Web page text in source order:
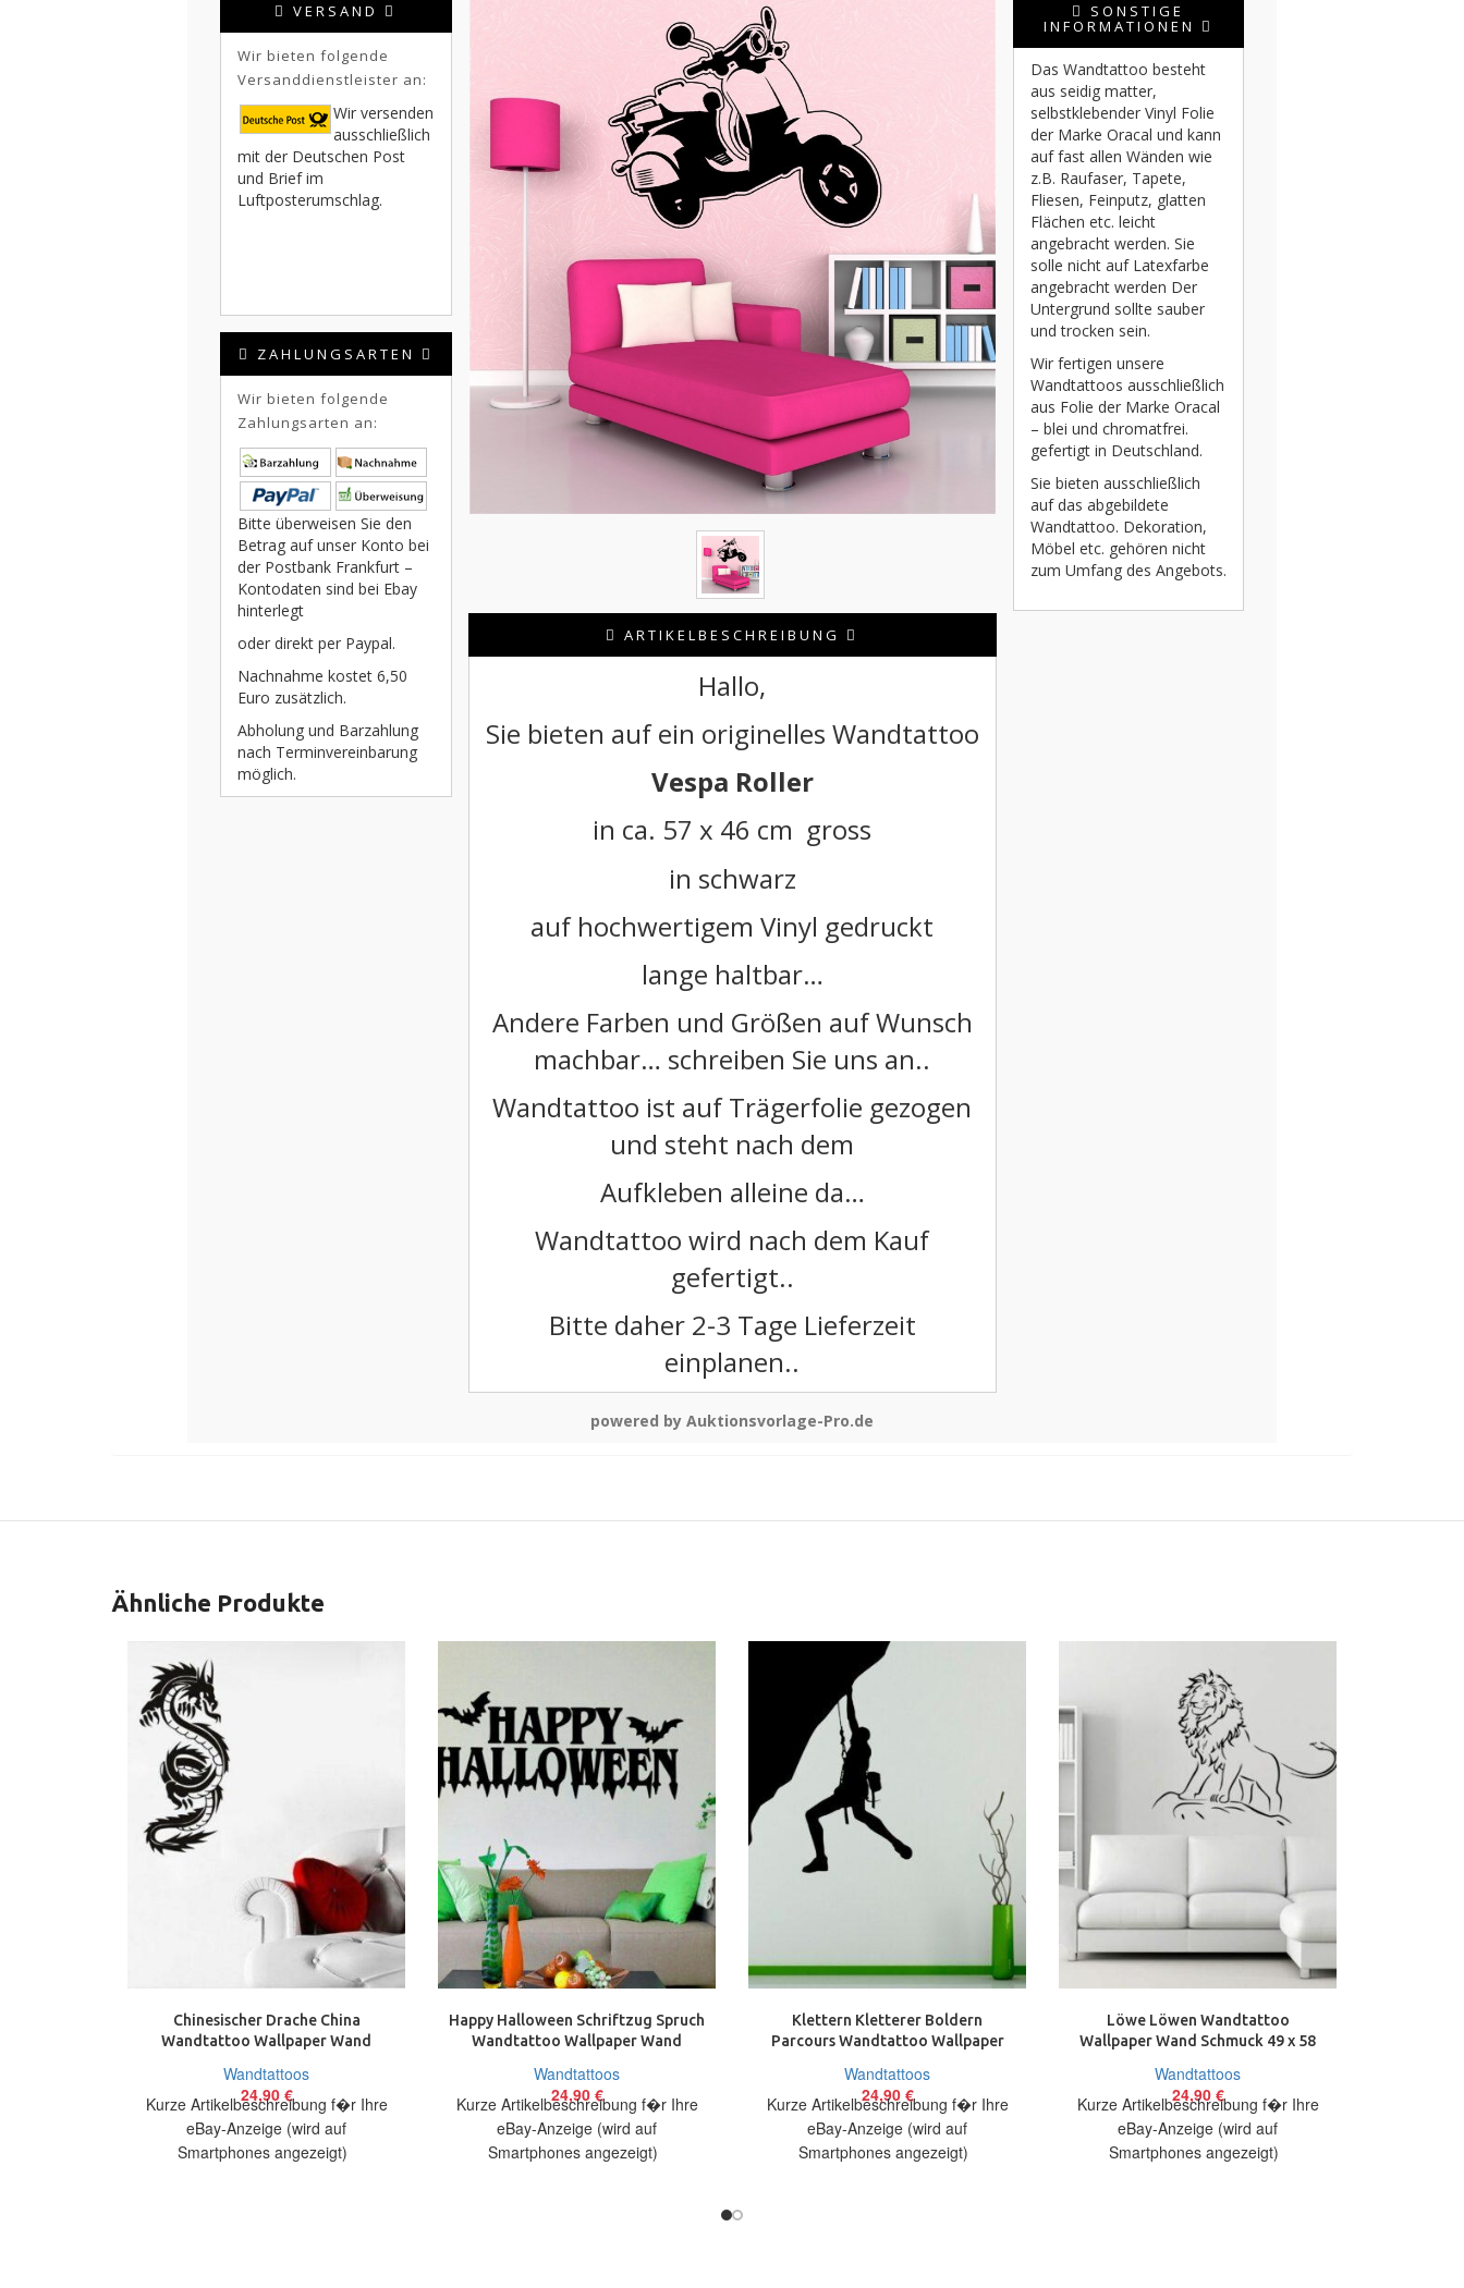
ARTIKELBESCHREIBUNG
Hallo,
Sie bieten auf ein originelles Wandtattoo
Vespa Roller
in ca. 57 x 46 cm gross
in schwarz
auf hochwertigem Vinyl gedruckt
lange haltbar…
Andere Farben und Größen auf Wunsch
machbar… schreiben Sie uns an..
Wandtattoo ist auf Trägerfolie gezogen
und steht nach dem
Aufkleben alleine da…
Wandtattoo wird nach dem Kauf
gefertigt..
Bitte daher 2-3 Tage Lieferzeit
einplanen..
VERSAND
Wir bieten folgende
Versanddienstleister an:
Wir versenden
ausschließlich
mit der Deutschen Post
und Brief im
Luftposterumschlag.
ZAHLUNGSARTEN
Wir bieten folgende
Zahlungsarten an:
Bitte überweisen Sie den
Betrag auf unser Konto bei
der Postbank Frankfurt –
Kontodaten sind bei Ebay
hinterlegt
oder direkt per Paypal.
Nachnahme kostet 6,50
Euro zusätzlich.
Abholung und Barzahlung
nach Terminvereinbarung
möglich.
SONSTIGE
INFORMATIONEN
Das Wandtattoo besteht
aus seidig matter,
selbstklebender Vinyl Folie
der Marke Oracal und kann
auf fast allen Wänden wie
z.B. Raufaser, Tapete,
Fliesen, Feinputz, glatten
Flächen etc. leicht
angebracht werden. Sie
solle nicht auf Latexfarbe
angebracht werden Der
Untergrund sollte sauber
und trocken sein.
Wir fertigen unsere
Wandtattoos ausschließlich
aus Folie der Marke Oracal
– blei und chromatfrei.
gefertigt in Deutschland.
Sie bieten ausschließlich
auf das abgebildete
Wandtattoo. Dekoration,
Möbel etc. gehören nicht
zum Umfang des Angebots.
powered by Auktionsvorlage-Pro.de
Ähnliche Produkte
Chinesischer Drache China
Wandtattoo Wallpaper Wand
Wandtattoos
24,90 €
Kurze Artikelbeschreibung f�r Ihre
eBay-Anzeige (wird auf
Smartphones angezeigt)
Happy Halloween Schriftzug Spruch
Wandtattoo Wallpaper Wand
Wandtattoos
24,90 €
Kurze Artikelbeschreibung f�r Ihre
eBay-Anzeige (wird auf
Smartphones angezeigt)
Klettern Kletterer Boldern
Parcours Wandtattoo Wallpaper
Wandtattoos
24,90 €
Kurze Artikelbeschreibung f�r Ihre
eBay-Anzeige (wird auf
Smartphones angezeigt)
Löwe Löwen Wandtattoo
Wallpaper Wand Schmuck 49 x 58
Wandtattoos
24,90 €
Kurze Artikelbeschreibung f�r Ihre
eBay-Anzeige (wird auf
Smartphones angezeigt)